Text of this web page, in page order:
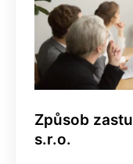
Způsob
s.r.o.